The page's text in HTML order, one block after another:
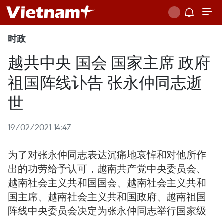
时政
越共中央 国会 国家主席 政府
祖国阵线讣告 张永仲同志逝
世
19/02/2021 14:47
为了对张永仲同志表达沉痛地哀悼和对他所作
出的功劳给予认可，越南共产党中央委员会、
越南社会主义共和国国会、越南社会主义共和
国主席、越南社会主义共和国政府、越南祖国
阵线中央委员会决定为张永仲同志举行国家级